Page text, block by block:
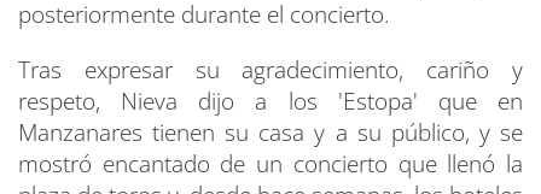
posteriormente durante el concierto.
Tras expresar su agradecimiento, cariño y
respeto, Nieva dijo a los 'Estopa' que en
Manzanares tienen su casa y a su público, y se
mostró encantado de un concierto que llenó la